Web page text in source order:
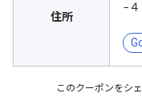
住所
−
このクーポンをシ